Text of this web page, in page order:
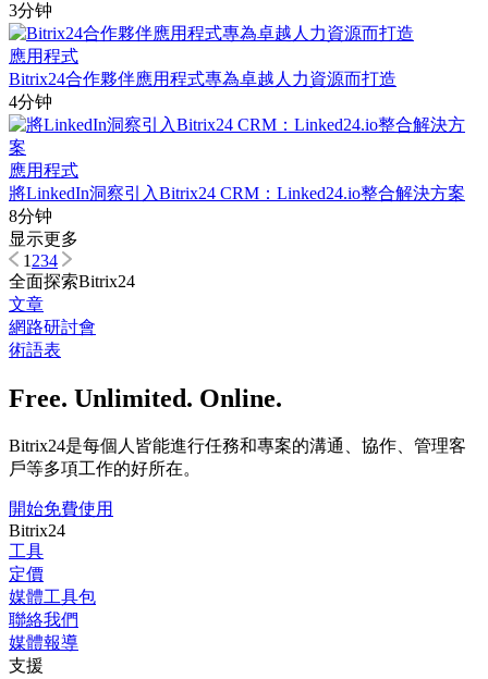
3分钟
應用程式
Bitrix24合作夥伴應用程式專為卓越人力資源而打造
4分钟
應用程式
將LinkedIn洞察引入Bitrix24 CRM：Linked24.io整合解決方案
8分钟
显示更多
1234
全面探索Bitrix24
文章
網路研討會
術語表
Free. Unlimited. Online.
Bitrix24是每個人皆能進行任務和專案的溝通、協作、管理客
戶等多項工作的好所在。
開始免費使用
Bitrix24
工具
定價
媒體工具包
聯絡我們
媒體報導
支援